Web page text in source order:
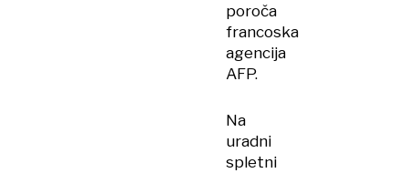
poroča
francoska
agencija
AFP.
Na
uradni
spletni